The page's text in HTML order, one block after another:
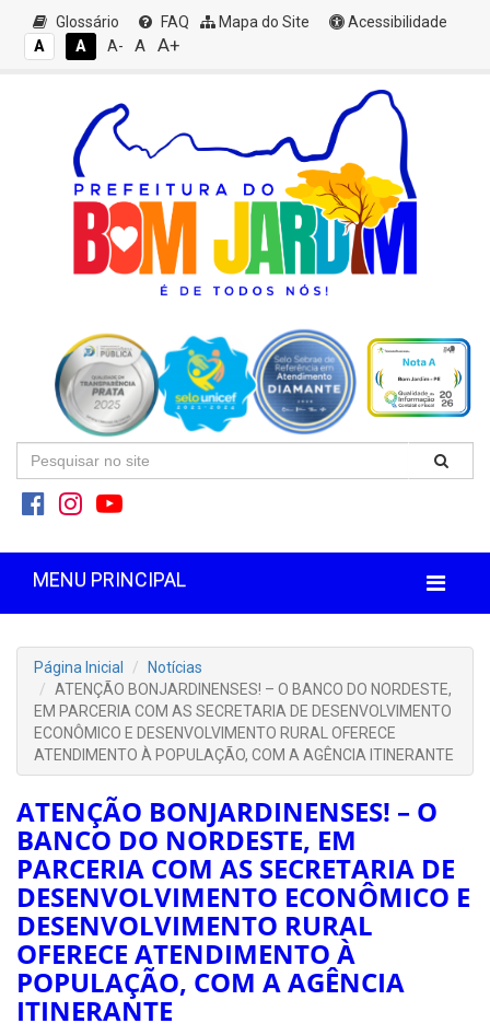
Glossário FAQ Mapa do Site
Acessibilidade
A
A A- A A+
MENU PRINCIPAL
Página Inicial
Notícias
ATENÇÃO BONJARDINENSES! – O BANCO DO NORDESTE,
EM PARCERIA COM AS SECRETARIA DE DESENVOLVIMENTO
ECONÔMICO E DESENVOLVIMENTO RURAL OFERECE
ATENDIMENTO À POPULAÇÃO, COM A AGÊNCIA ITINERANTE
ATENÇÃO BONJARDINENSES! – O
BANCO DO NORDESTE, EM
PARCERIA COM AS SECRETARIA DE
DESENVOLVIMENTO ECONÔMICO E
DESENVOLVIMENTO RURAL
OFERECE ATENDIMENTO À
POPULAÇÃO, COM A AGÊNCIA
ITINERANTE